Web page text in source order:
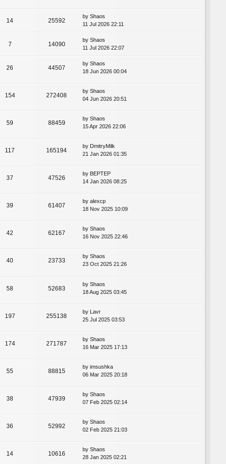
14 25592
by Shaos
11 Jul 2026 22:11
7 14090
by Shaos
11 Jul 2026 22:07
26 44507
by Shaos
18 Jun 2026 00:04
154 272408
by Shaos
04 Jun 2026 20:51
59 88459
by Shaos
15 Apr 2026 22:06
117 165194
by DmitryMilk
21 Jan 2026 01:35
37 47526
by BEPTEP
14 Jan 2026 08:25
39 61407
by alexcp
18 Nov 2025 10:09
42 62167
by Shaos
16 Nov 2025 22:46
40 23733
by Shaos
23 Oct 2025 21:26
58 52683
by Shaos
18 Aug 2025 03:45
197 255138
by Lavr
25 Jul 2025 03:53
174 271787
by Shaos
16 Mar 2025 17:13
55 88815
by imsushka
06 Mar 2025 20:18
38 47939
by Shaos
07 Feb 2025 02:14
36 52992
by Shaos
02 Feb 2025 21:03
14 10616
by Shaos
28 Jan 2025 02:21